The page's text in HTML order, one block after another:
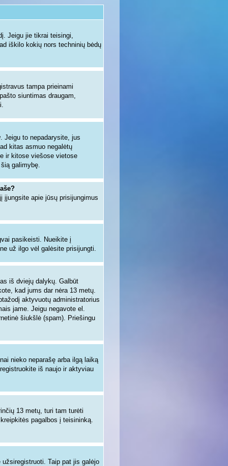
Jeigu jie tikrai teisingi,
iškilo kokių nors techninių bėdų
tampa prieinami
siuntimas draugam,
. Jeigu to nepadarysite, jus
kitas asmuo negalėtų
ir kitose viešose vietose
galimybę.
įjungsite apie jūsų prisijungimus
pasikeisti. Nueikite į
už ilgo vėl galėsite prisijungti.
iš dviejų dalykų. Galbūt
kad jums dar nėra 13 metų.
aktyvuotų administratorius
jame. Jeigu negavote el.
šiukšlė (spam). Priešingu
nieko neparašę arba ilgą laiką
iš naujo ir aktyviau
13 metų, turi tam turėti
pagalbos į teisininką.
Taip pat jis galėjo